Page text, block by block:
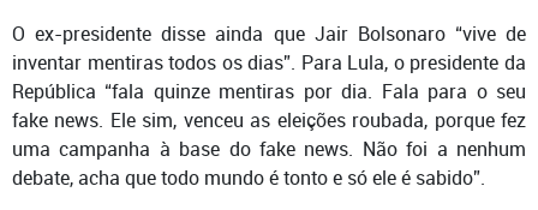
O ex-presidente disse ainda que Jair Bolsonaro “vive de
inventar mentiras todos os dias”. Para Lula, o presidente da
República “fala quinze mentiras por dia. Fala para o seu
fake news. Ele sim, venceu as eleições roubada, porque fez
uma campanha à base do fake news. Não foi a nenhum
debate, acha que todo mundo é tonto e só ele é sabido”.